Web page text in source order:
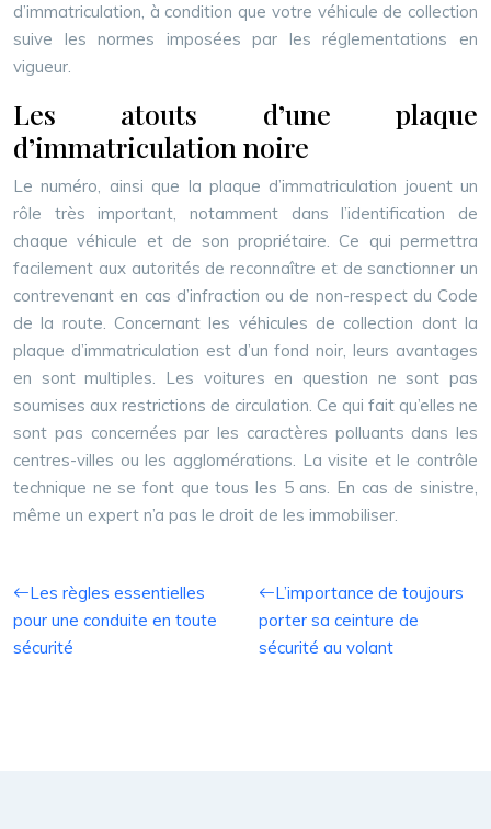
d’immatriculation, à condition que votre véhicule de collection
suive les normes imposées par les réglementations en
vigueur.
Les atouts d’une plaque
d’immatriculation noire
Le numéro, ainsi que la plaque d’immatriculation jouent un
rôle très important, notamment dans l’identification de
chaque véhicule et de son propriétaire. Ce qui permettra
facilement aux autorités de reconnaître et de sanctionner un
contrevenant en cas d’infraction ou de non-respect du Code
de la route. Concernant les véhicules de collection dont la
plaque d’immatriculation est d’un fond noir, leurs avantages
en sont multiples. Les voitures en question ne sont pas
soumises aux restrictions de circulation. Ce qui fait qu’elles ne
sont pas concernées par les caractères polluants dans les
centres-villes ou les agglomérations. La visite et le contrôle
technique ne se font que tous les 5 ans. En cas de sinistre,
même un expert n’a pas le droit de les immobiliser.
Les règles essentielles
pour une conduite en toute
sécurité
L’importance de toujours
porter sa ceinture de
sécurité au volant